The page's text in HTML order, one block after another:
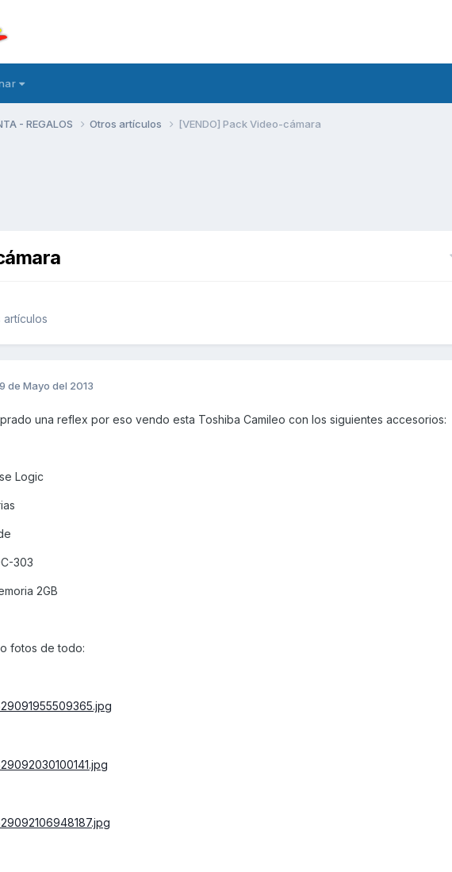
- REGALOS Otros artículos [VENDO] Pack Video-cámara
artículos
de Mayo del 2013
una reflex por eso vendo esta Toshiba Camileo con los siguientes accesorios:
Logic
303
2GB
fotos de todo: